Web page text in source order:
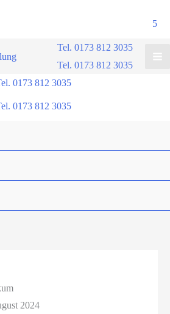
5
Tel. 0173 812 3035
Tel. 0173 812 3035
0173 812 3035
0173 812 3035
2024